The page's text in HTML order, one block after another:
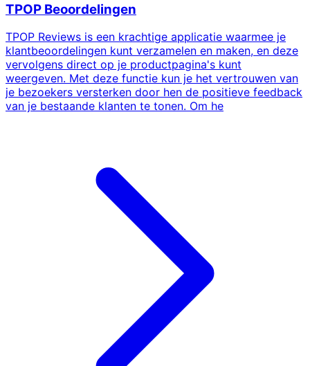
TPOP Beoordelingen
TPOP Reviews is een krachtige applicatie waarmee je
klantbeoordelingen kunt verzamelen en maken, en deze
vervolgens direct op je productpagina's kunt
weergeven. Met deze functie kun je het vertrouwen van
je bezoekers versterken door hen de positieve feedback
van je bestaande klanten te tonen. Om he